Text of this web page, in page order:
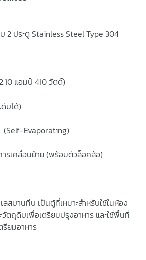
2 ประตู Stainless Steel Type 304
แอมป์ 410 วัตต์)
บได้)
(Self-Evaporating)
ารเคลื่อนย้าย (พร้อมตัวล็อคล้อ)
สบานทึบ เป็นตู้ที่เหมาะสำหรับใช้ในห้อง
ตถุดิบเพื่อเตรียมปรุงอาหาร และใช้พื้นที่
รียมอาหาร